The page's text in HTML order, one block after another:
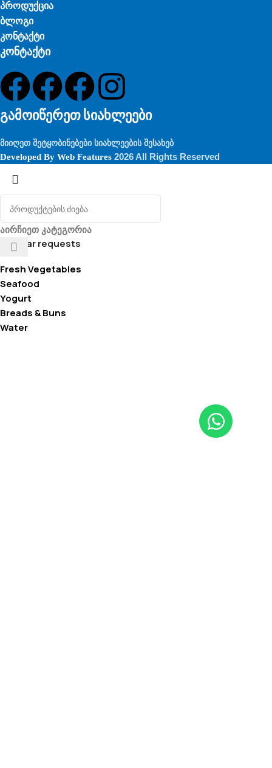
პროდუქცია
ბლოგი
კონტაქტი
კონტაქტი
გამოიწერეთ სიახლეები
მიიღეთ შეტყობინებები სიახლეების შესახებ
Developed By Web Features 2026 All Rights Reserved
აირჩიეთ კატეგორია
Popular requests
Fresh Vegetables
Seafood
Yogurt
Breads & Buns
Water